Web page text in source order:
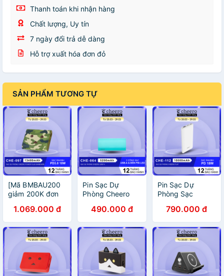
Thanh toán khi nhận hàng
Chất lượng, Uy tín
7 ngày đổi trả dễ dàng
Hỗ trợ xuất hóa đơn đỏ
SẢN PHẨM TƯƠNG TỰ
[Mã BMBAU200
giảm 200K đơn
Dự Phòng
Cheero Power
Plus Danboard
Version PD18W
13400mAh
1.069.000 đ
Pin Sạc Dự
Phòng Cheero
5200mAh - Hàng
Chính Hãng
490.000 đ
Pin Sạc Dự
Phòng Sạc
Nhật CHEERO
Flat 10000mAh
Power Delivery
18W CHE-112 -
790.000 đ